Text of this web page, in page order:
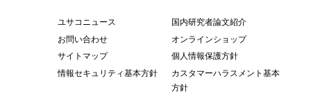
ユサコニュース
国内研究者論文紹介
お問い合わせ
オンラインショップ
サイトマップ
個人情報保護方針
情報セキュリティ基本方針
カスタマーハラスメント基本
方針